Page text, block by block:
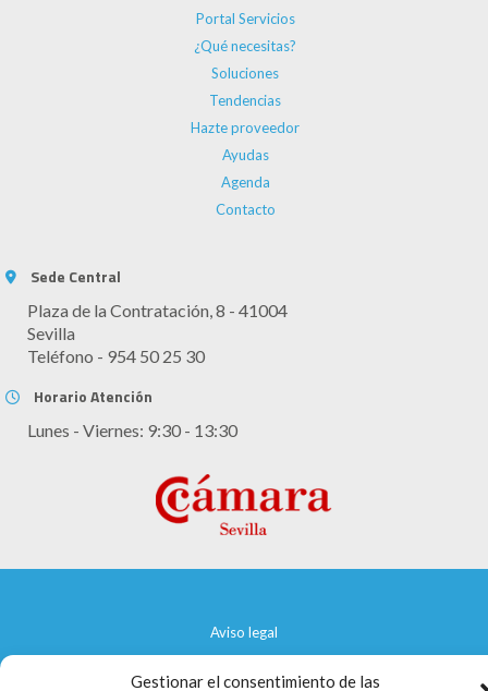
Gestionar el consentimiento de las
Portal Servicios
¿Qué necesitas?
Soluciones
Tendencias
Hazte proveedor
Ayudas
Agenda
Contacto
Sede Central
Plaza de la Contratación, 8 - 41004
Sevilla
Teléfono - 954 50 25 30
Horario Atención
Lunes - Viernes: 9:30 - 13:30
Aviso legal